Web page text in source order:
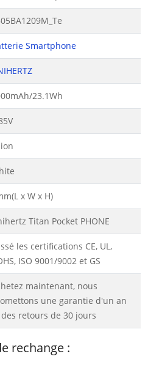
Smartphone
23.1Wh
x W x H)
Titan Pocket PHONE
les certifications CE, UL,
ISO 9001/9002 et GS
maintenant, nous
une garantie d'un an
retours de 30 jours
rechange :